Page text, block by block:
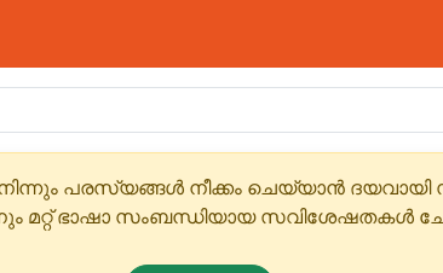
പരസ്യങ്ങൾ നീക്കം ചെയ്യാൻ
മറ്റ് ഭാഷാ സംബന്ധിയായ സവിശേഷതകൾ